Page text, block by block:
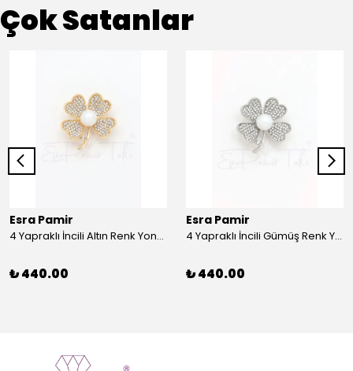
Çok Satanlar
Esra Pamir
4 Yapraklı İncili Altın Renk Yonca Broş
₺ 440.00
Esra Pamir
4 Yapraklı İncili Gümüş Renk Yonca Broş
₺ 440.00